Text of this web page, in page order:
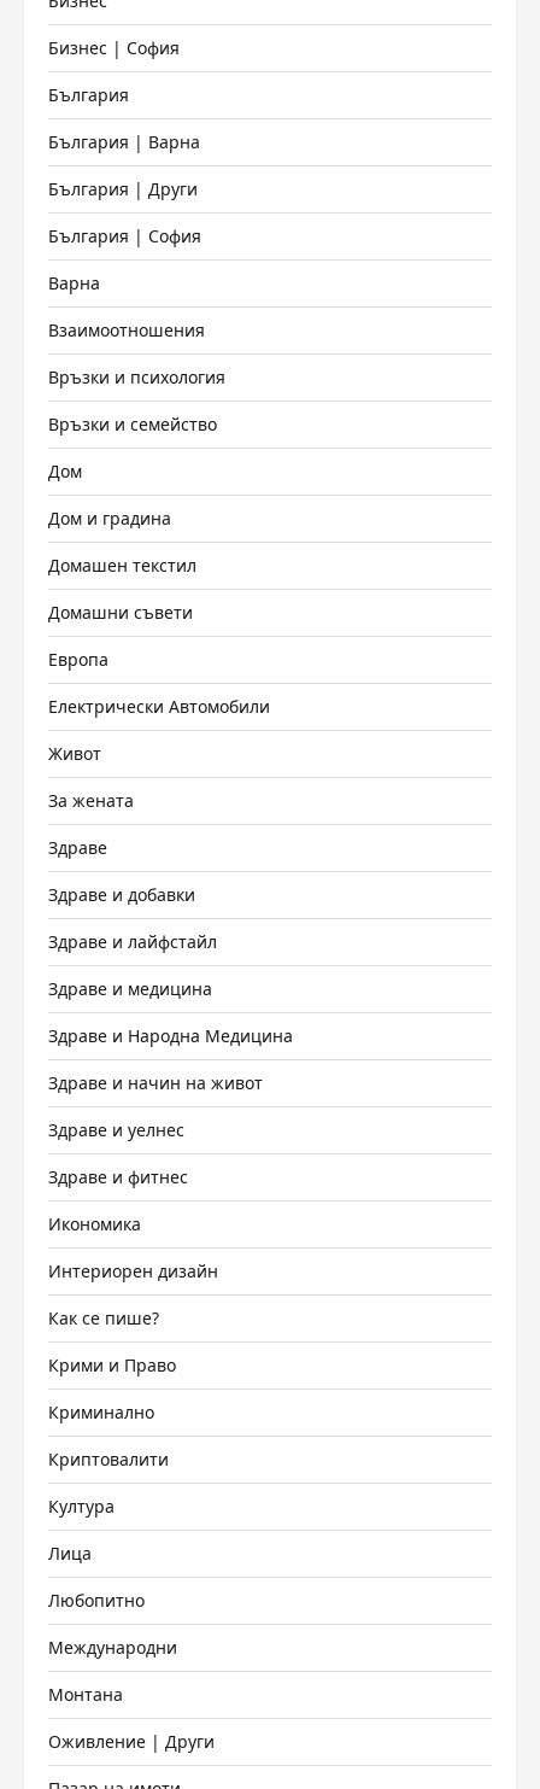
Бизнес | София
България
България | Варна
България | Други
България | София
Варна
Взаимоотношения
Връзки и психология
Връзки и семейство
Дом
Дом и градина
Домашен текстил
Домашни съвети
Европа
Електрически Автомобили
Живот
За жената
Здраве
Здраве и добавки
Здраве и лайфстайл
Здраве и медицина
Здраве и Народна Медицина
Здраве и начин на живот
Здраве и уелнес
Здраве и фитнес
Икономика
Интериорен дизайн
Как се пише?
Крими и Право
Криминално
Криптовалити
Култура
Лица
Любопитно
Международни
Монтана
Оживление | Други